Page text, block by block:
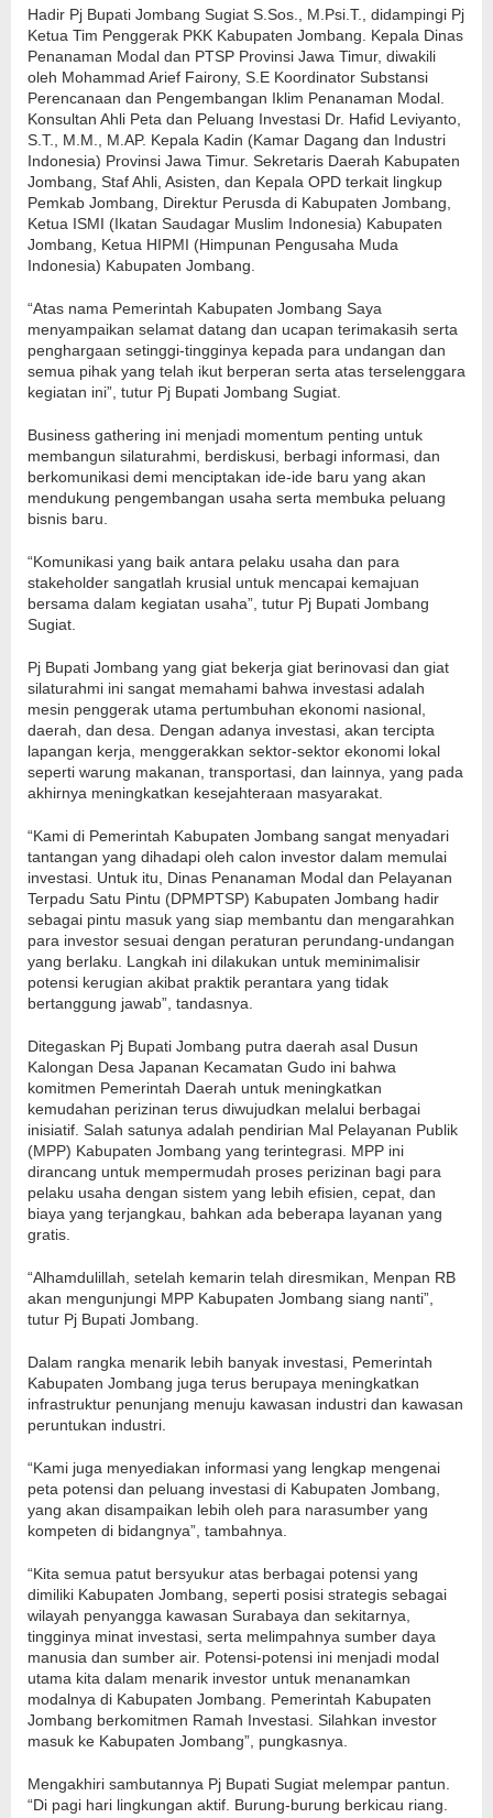
Hadir Pj Bupati Jombang Sugiat S.Sos., M.Psi.T., didampingi Pj
Ketua Tim Penggerak PKK Kabupaten Jombang. Kepala Dinas
Penanaman Modal dan PTSP Provinsi Jawa Timur, diwakili
oleh Mohammad Arief Fairony, S.E Koordinator Substansi
Perencanaan dan Pengembangan Iklim Penanaman Modal.
Konsultan Ahli Peta dan Peluang Investasi Dr. Hafid Leviyanto,
S.T., M.M., M.AP. Kepala Kadin (Kamar Dagang dan Industri
Indonesia) Provinsi Jawa Timur. Sekretaris Daerah Kabupaten
Jombang, Staf Ahli, Asisten, dan Kepala OPD terkait lingkup
Pemkab Jombang, Direktur Perusda di Kabupaten Jombang,
Ketua ISMI (Ikatan Saudagar Muslim Indonesia) Kabupaten
Jombang, Ketua HIPMI (Himpunan Pengusaha Muda
Indonesia) Kabupaten Jombang.
“Atas nama Pemerintah Kabupaten Jombang Saya
menyampaikan selamat datang dan ucapan terimakasih serta
penghargaan setinggi-tingginya kepada para undangan dan
semua pihak yang telah ikut berperan serta atas terselenggara
kegiatan ini”, tutur Pj Bupati Jombang Sugiat.
Business gathering ini menjadi momentum penting untuk
membangun silaturahmi, berdiskusi, berbagi informasi, dan
berkomunikasi demi menciptakan ide-ide baru yang akan
mendukung pengembangan usaha serta membuka peluang
bisnis baru.
“Komunikasi yang baik antara pelaku usaha dan para
stakeholder sangatlah krusial untuk mencapai kemajuan
bersama dalam kegiatan usaha”, tutur Pj Bupati Jombang
Sugiat.
Pj Bupati Jombang yang giat bekerja giat berinovasi dan giat
silaturahmi ini sangat memahami bahwa investasi adalah
mesin penggerak utama pertumbuhan ekonomi nasional,
daerah, dan desa. Dengan adanya investasi, akan tercipta
lapangan kerja, menggerakkan sektor-sektor ekonomi lokal
seperti warung makanan, transportasi, dan lainnya, yang pada
akhirnya meningkatkan kesejahteraan masyarakat.
“Kami di Pemerintah Kabupaten Jombang sangat menyadari
tantangan yang dihadapi oleh calon investor dalam memulai
investasi. Untuk itu, Dinas Penanaman Modal dan Pelayanan
Terpadu Satu Pintu (DPMPTSP) Kabupaten Jombang hadir
sebagai pintu masuk yang siap membantu dan mengarahkan
para investor sesuai dengan peraturan perundang-undangan
yang berlaku. Langkah ini dilakukan untuk meminimalisir
potensi kerugian akibat praktik perantara yang tidak
bertanggung jawab”, tandasnya.
Ditegaskan Pj Bupati Jombang putra daerah asal Dusun
Kalongan Desa Japanan Kecamatan Gudo ini bahwa
komitmen Pemerintah Daerah untuk meningkatkan
kemudahan perizinan terus diwujudkan melalui berbagai
inisiatif. Salah satunya adalah pendirian Mal Pelayanan Publik
(MPP) Kabupaten Jombang yang terintegrasi. MPP ini
dirancang untuk mempermudah proses perizinan bagi para
pelaku usaha dengan sistem yang lebih efisien, cepat, dan
biaya yang terjangkau, bahkan ada beberapa layanan yang
gratis.
“Alhamdulillah, setelah kemarin telah diresmikan, Menpan RB
akan mengunjungi MPP Kabupaten Jombang siang nanti”,
tutur Pj Bupati Jombang.
Dalam rangka menarik lebih banyak investasi, Pemerintah
Kabupaten Jombang juga terus berupaya meningkatkan
infrastruktur penunjang menuju kawasan industri dan kawasan
peruntukan industri.
“Kami juga menyediakan informasi yang lengkap mengenai
peta potensi dan peluang investasi di Kabupaten Jombang,
yang akan disampaikan lebih oleh para narasumber yang
kompeten di bidangnya”, tambahnya.
“Kita semua patut bersyukur atas berbagai potensi yang
dimiliki Kabupaten Jombang, seperti posisi strategis sebagai
wilayah penyangga kawasan Surabaya dan sekitarnya,
tingginya minat investasi, serta melimpahnya sumber daya
manusia dan sumber air. Potensi-potensi ini menjadi modal
utama kita dalam menarik investor untuk menanamkan
modalnya di Kabupaten Jombang. Pemerintah Kabupaten
Jombang berkomitmen Ramah Investasi. Silahkan investor
masuk ke Kabupaten Jombang”, pungkasnya.
Mengakhiri sambutannya Pj Bupati Sugiat melempar pantun.
“Di pagi hari lingkungan aktif. Burung-burung berkicau riang.